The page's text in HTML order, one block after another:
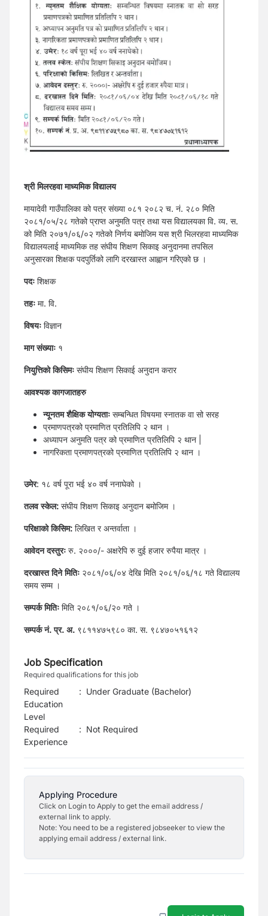
श्री मिलरहवा माध्यमिक विद्यालय
मायादेवी गाउँपालिका को पत्र संख्या ०८१ २०८२ च. नं. २८० मिति
२०८१/०५/२८ गतेको प्राप्त अनुमति पत्र तथा यस विद्यालयका वि. व्य. स.
को मिति २०७१/०६/०२ गतेको निर्णय बमोजिम यस श्री भिलरहवा माध्यमिक
विद्यालयलाई माध्यमिक तह संघीय शिक्षण सिकाइ अनुदानमा तपसिल
अनुसारका शिक्षक पदपुर्तिको लागि दरखास्त आह्वान गरिएको छ ।
पदः शिक्षक
तहः मा. वि.
विषयः विज्ञान
माग संख्याः १
नियुत्तिको किसिमः संघीय शिक्षण सिकाई अनुदान करार
आवश्यक कागजातहरु
न्यूनतम शैक्षिक योग्यताः सम्बन्धित विषयमा स्नातक वा सो सरह
प्रमाणपत्रको प्रमाणित प्रतिलिपि २ थान ।
अध्यापन अनुमति पत्र को प्रमाणित प्रतिलिपि २ थान |
नागरिकता प्रमाणपत्रको प्रमाणित प्रतिलिपि २ थान ।
उमेर: १८ वर्ष पूरा भई ४० वर्ष ननाघेको ।
तलव स्केल: संघीय शिक्षण सिकाइ अनुदान बमोजिम ।
परिक्षाको किसिम: लिखित र अन्तर्वाता ।
आवेदन दस्तुरः रु. २०००/- अक्षरेपि रु दुई हजार रुपैया मात्र ।
दरखास्त दिने मितिः २०८१/०६/०४ देखि मिति २०८१/०६/१८ गते विद्यालय
समय सम्म ।
सम्पर्क मितिः मिति २०८१/०६/२० गते ।
सम्पर्क नं. प्र. अ. ९८११४७५९८० का. स. ९८४७०५१६१२
Job Specification
Required qualifications for this job
Required
Education
Level
: Under Graduate (Bachelor)
Required
Experience
: Not Required
Applying Procedure
Click on Login to Apply to get the email address /
external link to apply.
Note: You need to be a registered jobseeker to view the
applying email address / external link.